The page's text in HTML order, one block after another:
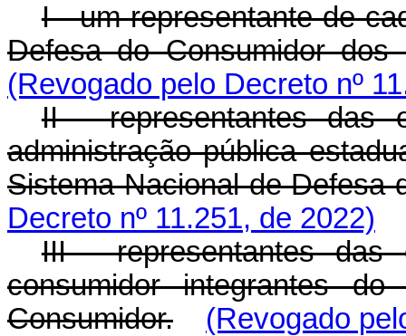
I - um representante de
Defesa do Consumidor
(Revogado pelo Decreto nº
II - representantes das
administração pública
Sistema Nacional de Defesa
Decreto nº 11.251, de 2022)
III - representantes das
consumidor integrantes
Consumidor.
(Revogado